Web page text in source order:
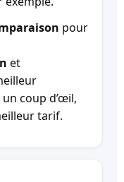
pour
et
coup d’œil,
tarif.